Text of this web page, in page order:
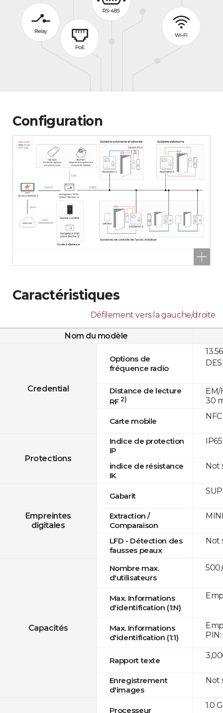
Configuration
Caractéristiques
Défilement vers la gauche/droite
Nom du modèle
Credential
Options de
fréquence radio
Distance de lecture
RF 2)
Carte mobile
Protections
Indice de protection
IP
indice de résistance
IK
Empreintes
digitales
Gabarit
Extraction /
Comparaison
LFD - Détection des
fausses peaux
Capacités
Nombre max.
d'utilisateurs
Max. Informations
d'identification (1:N)
Max. Informations
d'identification (1:1)
Rapport texte
Enregistrement
d'images
Processeur
EM/
30
NFC
IP65
Not
Not
Not
1.0